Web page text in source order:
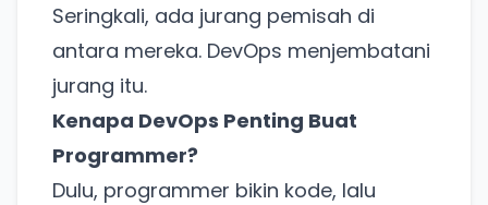
Seringkali, ada jurang pemisah di
antara mereka. DevOps menjembatani
jurang itu.
Kenapa DevOps Penting Buat
Programmer?
Dulu, programmer bikin kode, lalu